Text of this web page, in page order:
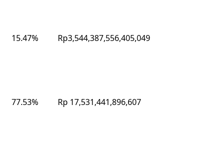
15.47% Rp3,544,387,556,405,049
77.53% Rp 17,531,441,896,607